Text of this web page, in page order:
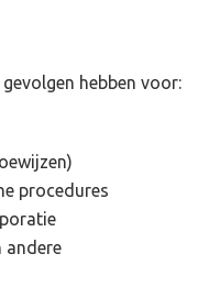
hebben voor:
procedures
andere